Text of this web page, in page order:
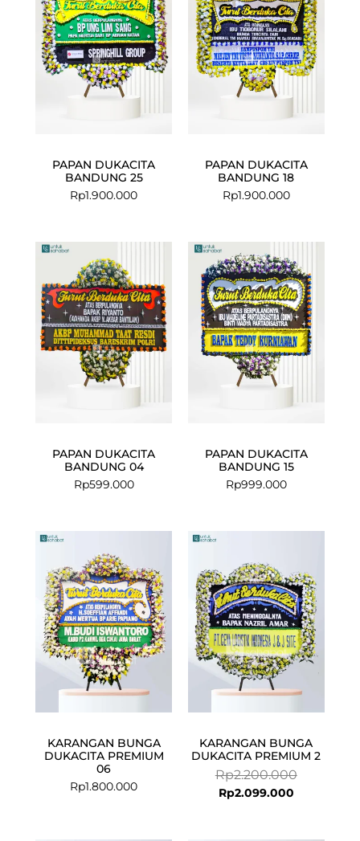
PAPAN DUKACITA
BANDUNG 25
Rp1.900.000
PAPAN DUKACITA
BANDUNG 18
Rp1.900.000
PAPAN DUKACITA
BANDUNG 04
Rp599.000
PAPAN DUKACITA
BANDUNG 15
Rp999.000
KARANGAN BUNGA
DUKACITA PREMIUM
06
Rp1.800.000
KARANGAN BUNGA
DUKACITA PREMIUM 2
Rp2.200.000
was:
Rp2.099.000
is: